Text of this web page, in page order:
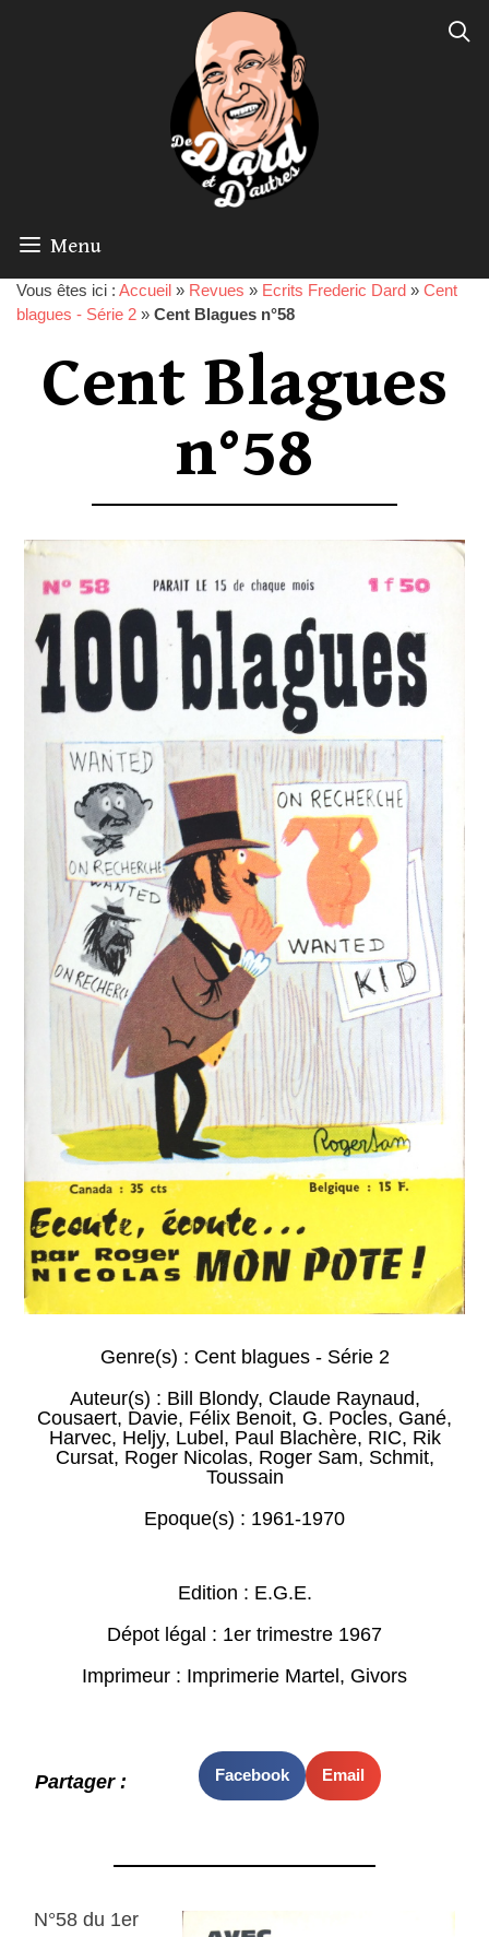
Menu
Vous êtes ici : Accueil » Revues » Ecrits Frederic Dard » Cent
blagues - Série 2 » Cent Blagues n°58
Cent Blagues
n°58
Genre(s) : Cent blagues - Série 2
Auteur(s) : Bill Blondy, Claude Raynaud,
Cousaert, Davie, Félix Benoit, G. Pocles, Gané,
Harvec, Heljy, Lubel, Paul Blachère, RIC, Rik
Cursat, Roger Nicolas, Roger Sam, Schmit,
Toussain
Epoque(s) : 1961-1970
Edition : E.G.E.
Dépot légal : 1er trimestre 1967
Imprimeur : Imprimerie Martel, Givors
Partager : Facebook Email
N°58 du 1er